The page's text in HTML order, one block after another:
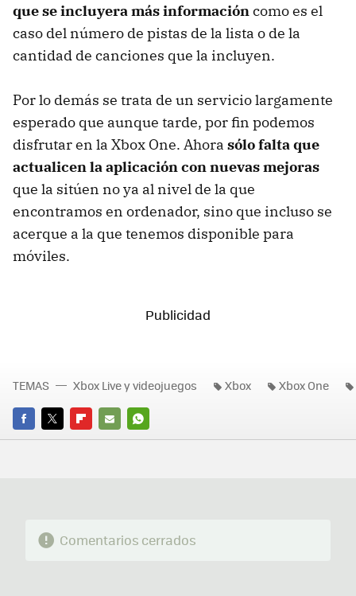
que se incluyera más informacióncomo es el
caso del número de pistas de la lista o de la
cantidad de canciones que la incluyen.
Por lo demás se trata de un servicio largamente
esperado que aunque tarde, por fin podemos
disfrutar en la Xbox One. Ahora sólo falta que
actualicen la aplicación con nuevas mejoras
que la sitúen no ya al nivel de la que
encontramos en ordenador, sino que incluso se
acerque a la que tenemos disponible para
móviles.
FACEBOOK
TWITTERFLIPBOARD
E-
WHATSAPP
TEMAS Xbox Live y videojuegos Xbox Xbox One
Comentarios cerrados